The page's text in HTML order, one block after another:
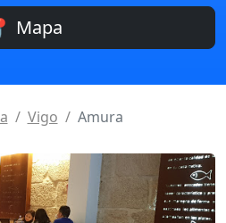
Mapa
Vigo Amura